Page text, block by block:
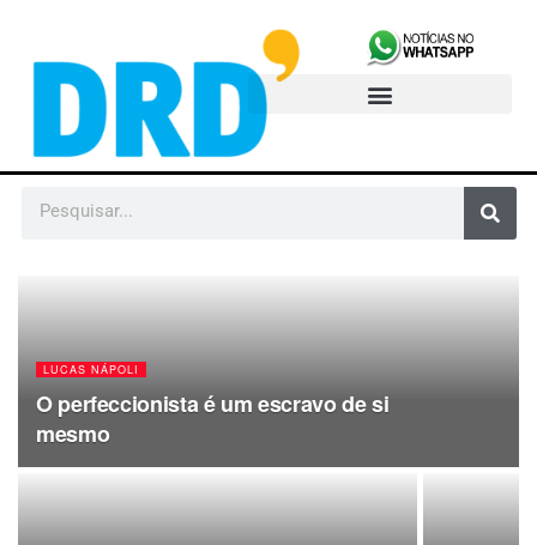
LUCAS NÁPOLI
O perfeccionista é um escravo de si
mesmo